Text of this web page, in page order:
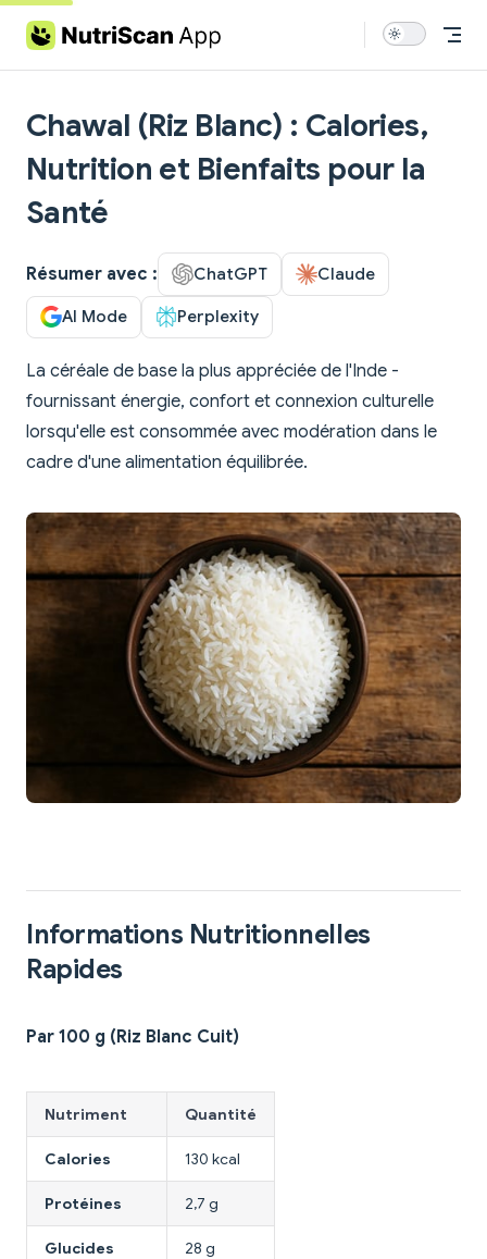
Skip to content
Chawal (Riz Blanc) : Calories,
Nutrition et Bienfaits pour la
Santé
Résumer avec : ChatGPT Claude
AI Mode Perplexity
La céréale de base la plus appréciée de l'Inde -
fournissant énergie, confort et connexion culturelle
lorsqu'elle est consommée avec modération dans le
cadre d'une alimentation équilibrée.
Informations Nutritionnelles
Rapides
Par 100 g (Riz Blanc Cuit)
Nutriment Quantité
Calories 130 kcal
Protéines 2,7 g
Glucides 28 g